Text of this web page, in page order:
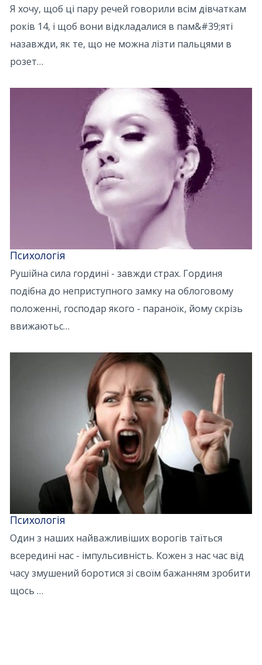
Я хочу, щоб ці пару речей говорили всім дівчаткам
років 14, і щоб вони відкладалися в пам&#39;яті
назавжди, як те, що не можна лізти пальцями в
розет…
Психологія
Рушійна сила гордині - завжди страх. Гординя
подібна до неприступного замку на облоговому
положенні, господар якого - параноїк, йому скрізь
ввижаютьс…
Психологія
Один з наших найважливіших ворогів таїться
всередині нас - імпульсивність. Кожен з нас час від
часу змушений боротися зі своїм бажанням зробити
щось …